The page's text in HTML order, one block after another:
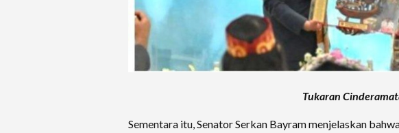
Tukaran
Sementara itu, Senator Serkan Bayram menjelaskan